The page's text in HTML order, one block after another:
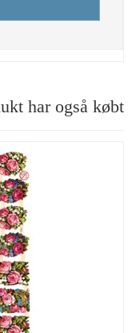
har også købt